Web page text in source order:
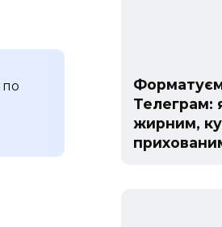
по
Телеграм:
жирним,